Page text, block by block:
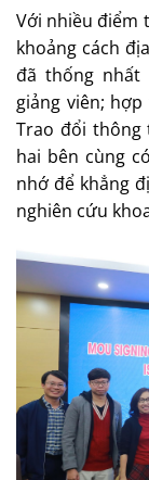
Với nhiều điểm
khoảng cách
đã thống
giảng viên;
Trao đổi thông
hai bên cùng
nhớ để khẳng
nghiên cứu